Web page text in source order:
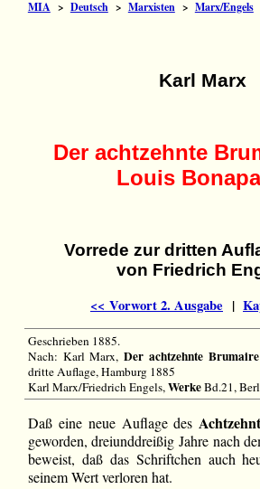
MIA > Deutsch> Marxisten> Marx/Engels
Karl Marx
Der achtzehnte
Louis
Vorrede zur dritten
von Friedrich
<< Vorwort 2. Ausgabe |
Geschrieben 1885.
Nach: Karl Marx,Der achtzehnte
dritte Auflage, Hamburg 1885
Karl Marx/Friedrich Engels,WerkeBd.21,
Daß eine neue Auflage des
geworden, dreiunddreißig Jahre nach
beweist, daß das Schriftchen auch
seinem Wert verloren hat.